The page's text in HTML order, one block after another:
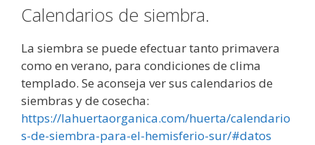
Calendarios de siembra.
La siembra se puede efectuar tanto primavera
como en verano, para condiciones de clima
templado. Se aconseja ver sus calendarios de
siembras y de cosecha:
https://lahuertaorganica.com/huerta/calendario
s-de-siembra-para-el-hemisferio-sur/#datos